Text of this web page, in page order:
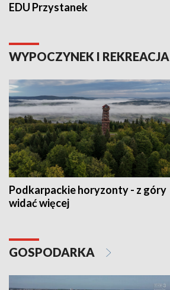
EDU Przystanek
WYPOCZYNEK I REKREACJA
Podkarpackie horyzonty - z góry
widać więcej
GOSPODARKA